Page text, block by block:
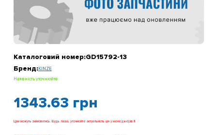
Каталоговий номер:GD15792-13
Бренд:KINZE
Наявність уточнюйте
1343.63 грн
Ціни можуть змінюватись. Будь ласка, уточнюйте актуальність цін у менеджерів !!!